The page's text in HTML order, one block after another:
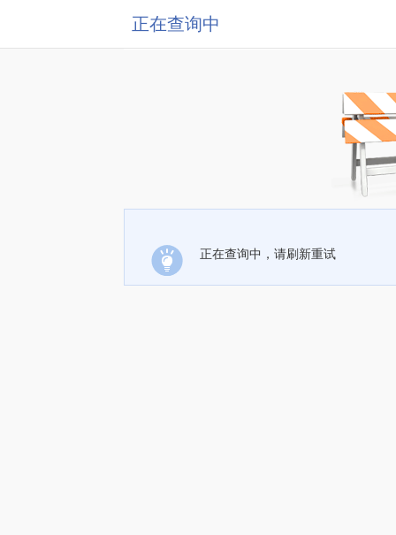
正在查询中
正在查询中，请刷新重试